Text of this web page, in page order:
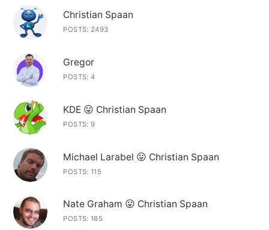
Christian Spaan
POSTS: 2493
Gregor
POSTS: 4
KDE 😛 Christian Spaan
POSTS: 9
Michael Larabel 😛 Christian Spaan
POSTS: 115
Nate Graham 😛 Christian Spaan
POSTS: 185